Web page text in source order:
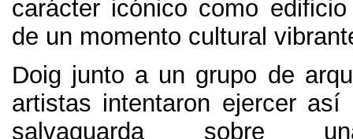
carácter icónico como
de un momento cultural
Doig junto a un grupo de
artistas intentaron ejercer
salvaguarda sobre